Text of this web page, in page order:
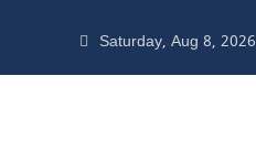
Saturday, Aug 8, 2026